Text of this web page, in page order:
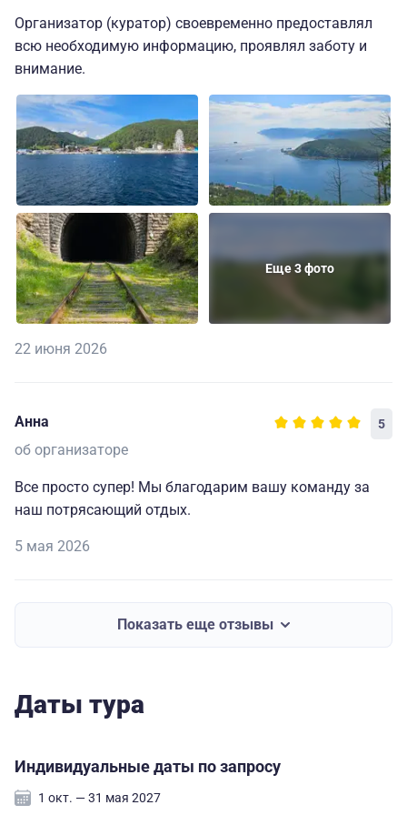
слезами - это показатель успешной работы по
организации тура!
Организатор (куратор) своевременно предоставлял
всю необходимую информацию, проявлял заботу и
внимание.
Еще 3 фото
22 июня 2026
Анна 5
об организаторе
Все просто супер! Мы благодарим вашу команду за
наш потрясающий отдых.
5 мая 2026
Показать еще отзывы
Даты тура
Индивидуальные даты по запросу
1 окт. — 31 мая 2027